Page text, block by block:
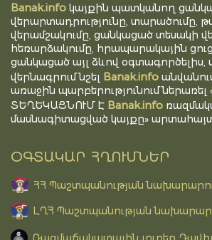
Banak.info կայքին պատկանող
վերարտադրությունը, տարածումը,
վերամշակումը, ցանկացած տեսակի
հեռարձակումը, հրապարակային
ցանկացած այլ ձևով օգտագործելիս,
վերնագրում նշել Banak.info
առաջին պարբերությունում
ՏԵՂԵԿԱՑՆՈՒՄ Է Banak.info
մասնագիտացված կայքը»
ՕԳՏԱԿԱՐ ՀՂՈՒՄՆԵՐ
ՀՀ Պաշտպանության
ԼՂՀ Պաշտպանության